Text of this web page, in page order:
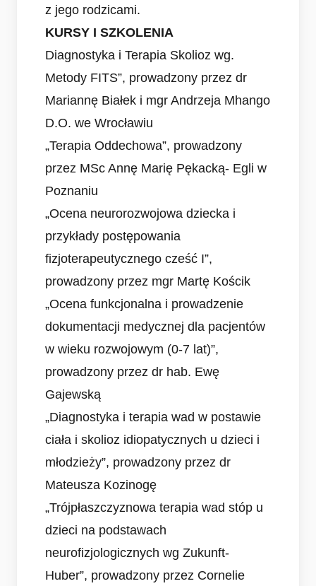
z jego rodzicami.
KURSY I SZKOLENIA
Diagnostyka i Terapia Skolioz wg.
Metody FITS”, prowadzony przez dr
Mariannę Białek i mgr Andrzeja Mhango
D.O. we Wrocławiu
„Terapia Oddechowa”, prowadzony
przez MSc Annę Marię Pękacką- Egli w
Poznaniu
„Ocena neurorozwojowa dziecka i
przykłady postępowania
fizjoterapeutycznego cześć I”,
prowadzony przez mgr Martę Kościk
„Ocena funkcjonalna i prowadzenie
dokumentacji medycznej dla pacjentów
w wieku rozwojowym (0-7 lat)”,
prowadzony przez dr hab. Ewę
Gajewską
„Diagnostyka i terapia wad w postawie
ciała i skolioz idiopatycznych u dzieci i
młodzieży”, prowadzony przez dr
Mateusza Kozinogę
„Trójpłaszczyznowa terapia wad stóp u
dzieci na podstawach
neurofizjologicznych wg Zukunft-
Huber”, prowadzony przez Cornelie